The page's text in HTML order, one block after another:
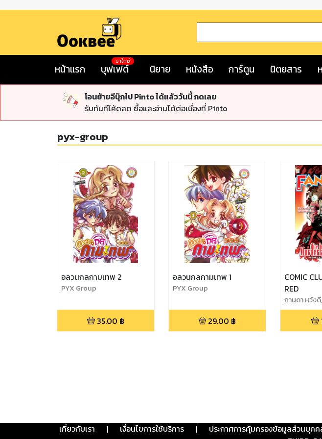
หน้าแรก บุฟเฟต์
มาใหม่
นิยาย หนังสือ การ์ตูน นิตยสาร
โอนย้ายอีบุ๊กไป Pinto ได้แล้ววันนี้ กดเลย
รับทันทีโค้ดลด ซื้อและอ่านได้ต่อเนื่องที่ Pinto
pyx-group
อลวนกลกามเทพ 2
PYX Group
35.00 ฿
อลวนกลกามเทพ 1
PYX Group
29.00 ฿
COMIC
RED
กานดา หวัง
เกี่ยวกับเรา | เงื่อนไขการใช้บริการ | ประกาศการคุ้มครองข้อมูลส่วนบุคค